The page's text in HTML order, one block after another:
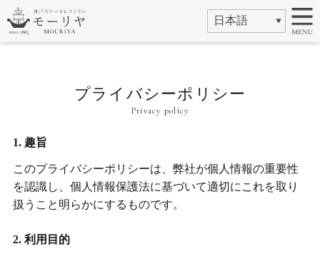
プライバシーポリシー
Privacy policy
1. 趣旨
このプライバシーポリシーは、弊社が個人情報の重要性
を認識し、個人情報保護法に基づいて適切にこれを取り
扱うこと明らかにするものです。
2. 利用目的